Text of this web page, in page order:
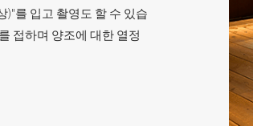
)"를 입고 촬영도 할 수 있습
접하며 양조에 대한 열정